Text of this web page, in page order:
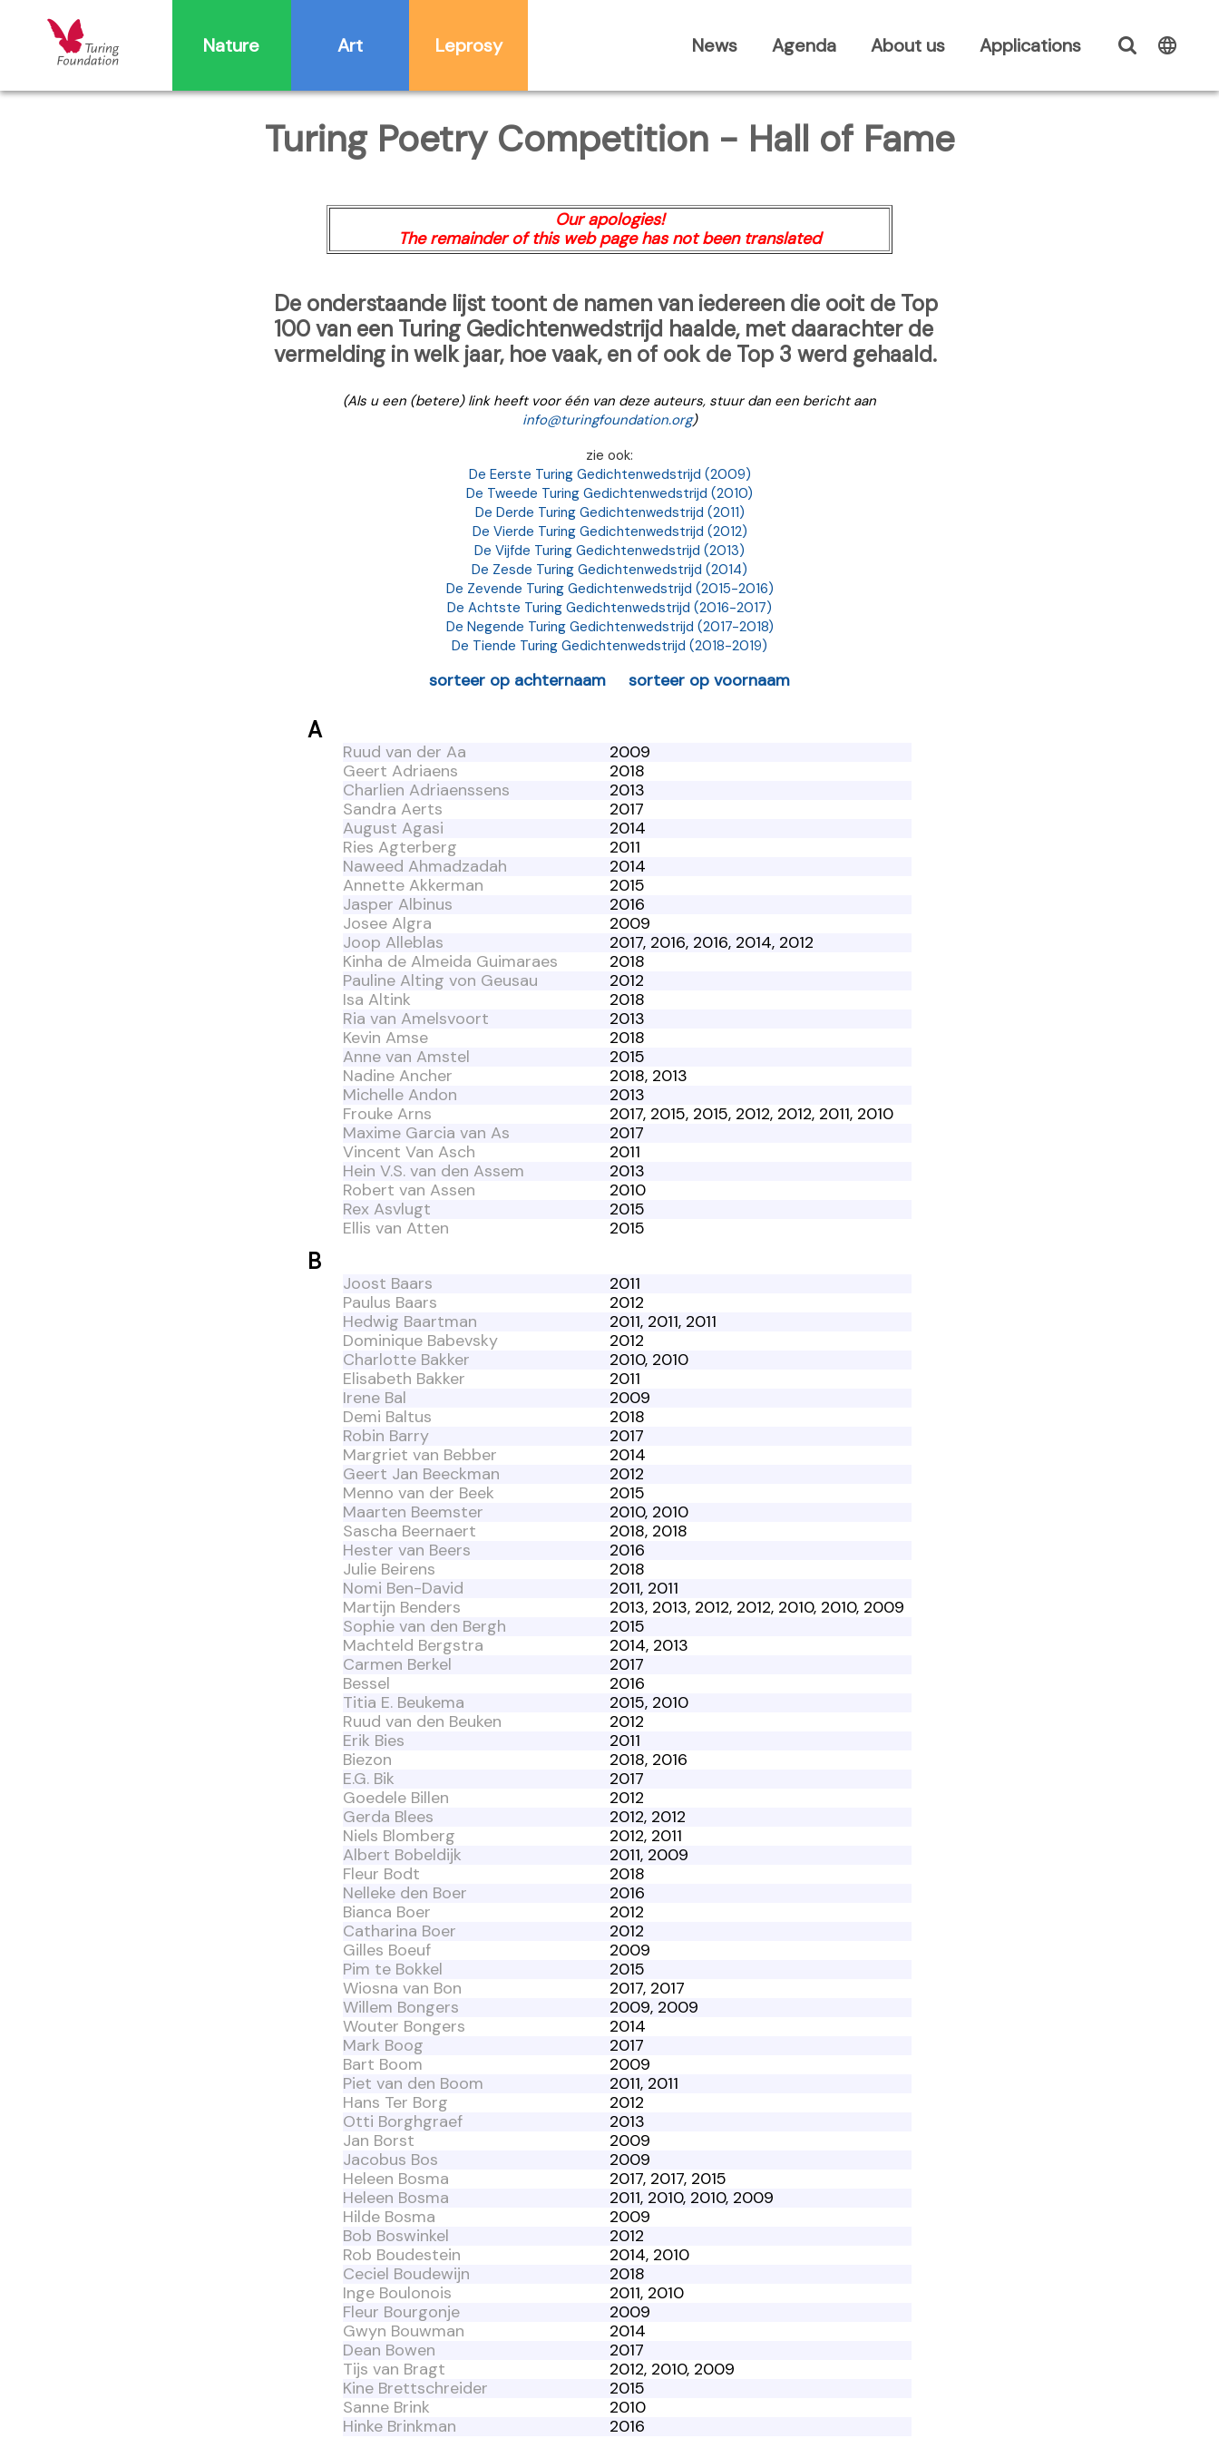
Nature Art Leprosy News Agenda About us Applications
Turing Poetry Competition - Hall of Fame
Our apologies!
The remainder of this web page has not been translated
De onderstaande lijst toont de namen van iedereen die ooit de Top
100 van een Turing Gedichtenwedstrijd haalde, met daarachter de
vermelding in welk jaar, hoe vaak, en of ook de Top 3 werd gehaald.
(Als u een (betere) link heeft voor één van deze auteurs, stuur dan een bericht aan
info@turingfoundation.org)
zie ook:
De Eerste Turing Gedichtenwedstrijd (2009)
De Tweede Turing Gedichtenwedstrijd (2010)
De Derde Turing Gedichtenwedstrijd (2011)
De Vierde Turing Gedichtenwedstrijd (2012)
De Vijfde Turing Gedichtenwedstrijd (2013)
De Zesde Turing Gedichtenwedstrijd (2014)
De Zevende Turing Gedichtenwedstrijd (2015-2016)
De Achtste Turing Gedichtenwedstrijd (2016-2017)
De Negende Turing Gedichtenwedstrijd (2017-2018)
De Tiende Turing Gedichtenwedstrijd (2018-2019)
sorteer op achternaam sorteer op voornaam
A
Ruud van der Aa
2009
Geert Adriaens
2018
Charlien Adriaenssens
2013
Sandra Aerts
2017
August Agasi
2014
Ries Agterberg
2011
Naweed Ahmadzadah
2014
Annette Akkerman
2015
Jasper Albinus
2016
Josee Algra
2009
Joop Alleblas
2017, 2016, 2016, 2014, 2012
Kinha de Almeida Guimaraes
2018
Pauline Alting von Geusau
2012
Isa Altink
2018
Ria van Amelsvoort
2013
Kevin Amse
2018
Anne van Amstel
2015
Nadine Ancher
2018, 2013
Michelle Andon
2013
Frouke Arns
2017, 2015, 2015, 2012, 2012, 2011, 2010
Maxime Garcia van As
2017
Vincent Van Asch
2011
Hein V.S. van den Assem
2013
Robert van Assen
2010
Rex Asvlugt
2015
Ellis van Atten
2015
B
Joost Baars
2011
Paulus Baars
2012
Hedwig Baartman
2011, 2011, 2011
Dominique Babevsky
2012
Charlotte Bakker
2010, 2010
Elisabeth Bakker
2011
Irene Bal
2009
Demi Baltus
2018
Robin Barry
2017
Margriet van Bebber
2014
Geert Jan Beeckman
2012
Menno van der Beek
2015
Maarten Beemster
2010, 2010
Sascha Beernaert
2018, 2018
Hester van Beers
2016
Julie Beirens
2018
Nomi Ben-David
2011, 2011
Martijn Benders
2013, 2013, 2012, 2012, 2010, 2010, 2009
Sophie van den Bergh
2015
Machteld Bergstra
2014, 2013
Carmen Berkel
2017
Bessel
2016
Titia E. Beukema
2015, 2010
Ruud van den Beuken
2012
Erik Bies
2011
Biezon
2018, 2016
E.G. Bik
2017
Goedele Billen
2012
Gerda Blees
2012, 2012
Niels Blomberg
2012, 2011
Albert Bobeldijk
2011, 2009
Fleur Bodt
2018
Nelleke den Boer
2016
Bianca Boer
2012
Catharina Boer
2012
Gilles Boeuf
2009
Pim te Bokkel
2015
Wiosna van Bon
2017, 2017
Willem Bongers
2009, 2009
Wouter Bongers
2014
Mark Boog
2017
Bart Boom
2009
Piet van den Boom
2011, 2011
Hans Ter Borg
2012
Otti Borghgraef
2013
Jan Borst
2009
Jacobus Bos
2009
Heleen Bosma
2017, 2017, 2015
Heleen Bosma
2011, 2010, 2010, 2009
Hilde Bosma
2009
Bob Boswinkel
2012
Rob Boudestein
2014, 2010
Ceciel Boudewijn
2018
Inge Boulonois
2011, 2010
Fleur Bourgonje
2009
Gwyn Bouwman
2014
Dean Bowen
2017
Tijs van Bragt
2012, 2010, 2009
Kine Brettschreider
2015
Sanne Brink
2010
Hinke Brinkman
2016